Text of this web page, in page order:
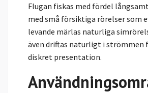
Flugan fiskas med fördel
med små försiktiga rörelser som
levande märlas naturliga
även driftas naturligt i strömmen
diskret presentation.